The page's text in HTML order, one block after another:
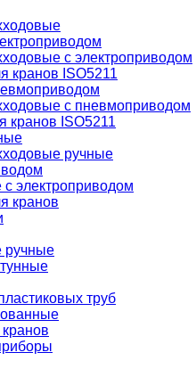
с электроприводом
кранов ISO5211
с пневмоприводом
кранов ISO5211
ручные
электроприводом
кранов
ручные
труб